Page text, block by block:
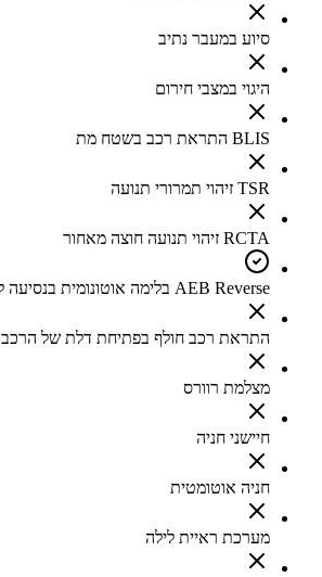
סיוע במעבר נתיב
היגוי במצבי חירום
BLIS התראת רכב בשטח מת
TSR זיהוי תמרורי תנועה
RCTA זיהוי תנועה חוצה מאחור
AEB Reverse בלימה אוטונומית בנסיעה לאחור
התראת רכב חולף בפתיחת דלת של הרכב
מצלמת רוורס
חיישני חניה
חניה אוטומטית
מערכת ראיית לילה